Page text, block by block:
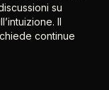
su
Il
continue